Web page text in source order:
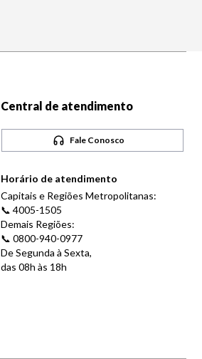
Central de atendimento
Fale Conosco
Horário de atendimento
Capitais e Regiões Metropolitanas:
📞 4005-1505
Demais Regiões:
📞 0800-940-0977
De Segunda à Sexta,
das 08h às 18h